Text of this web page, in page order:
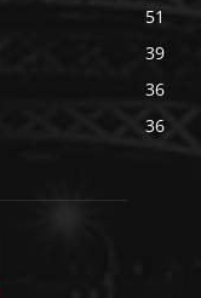
51
39
36
36